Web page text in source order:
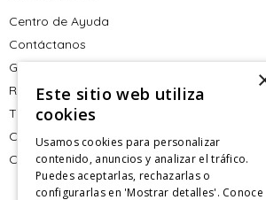
Centro de Ayuda
Contáctanos
Giftcard
Retiro en tienda
Tiendas
CyberMonday
CyberDay
Este sitio web utiliza
cookies
Usamos cookies para personalizar
contenido, anuncios y analizar el tráfico.
Puedes aceptarlas, rechazarlas o
configurarlas en 'Mostrar detalles'. Conoce